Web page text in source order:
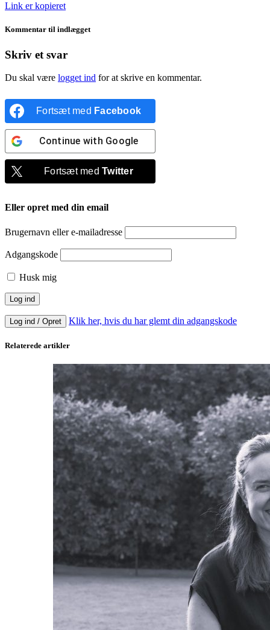
Link er kopieret
Kommentar til indlægget
Skriv et svar
Du skal være logget ind for at skrive en kommentar.
Fortsæt med Facebook
Continue with Google
Fortsæt medTwitter
Eller opret med din email
Brugernavn eller e-mailadresse
Adgangskode
Husk mig
Log ind / Opret Klik her, hvis du har glemt din adgangskode
Relaterede artikler